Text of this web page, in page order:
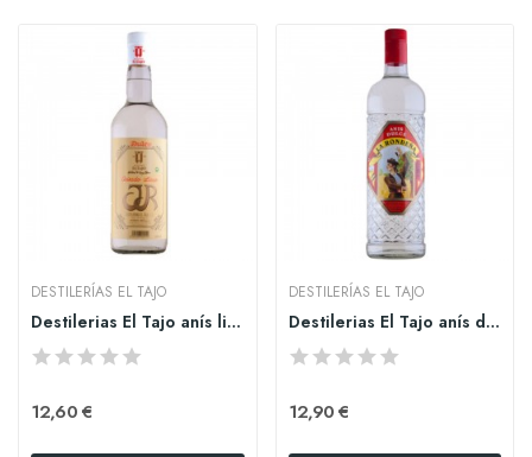
DESTILERÍAS EL TAJO
Destilerias El Tajo anís ligado JR 1l.
12,60 €
DESTILERÍAS EL TAJO
Destilerias El Tajo anís dulce La Rondeña 1l.
12,90 €